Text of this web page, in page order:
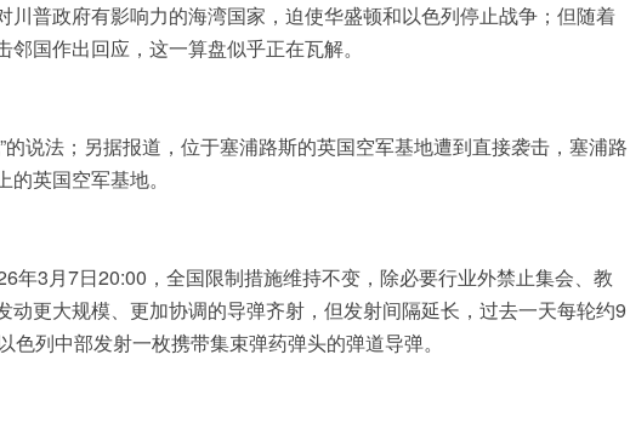
川普政府有影响力的海湾国家，迫使华盛顿和以色列停止战争；但随着
国作出回应，这一算盘似乎正在瓦解。
说法；另据报道，位于塞浦路斯的英国空军基地遭到直接袭击，塞浦路
英国空军基地。
年3月7日20:00，全国限制措施维持不变，除必要行业外禁止集会、教
更大规模、更加协调的导弹齐射，但发射间隔延长，过去一天每轮约9
列中部发射一枚携带集束弹药弹头的弹道导弹。